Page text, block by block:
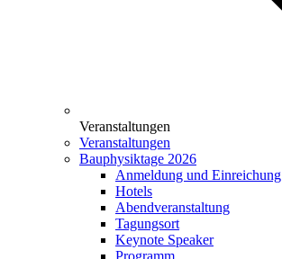
Veranstaltungen
Veranstaltungen
Bauphysiktage 2026
Anmeldung und Einreichung
Hotels
Abendveranstaltung
Tagungsort
Keynote Speaker
Programm